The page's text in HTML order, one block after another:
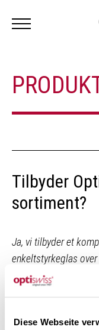
Diese Webseite
Tilbyder
sortiment?
Ja, vi tilbyder et
enkeltstyrkeglas
LÆS MERE